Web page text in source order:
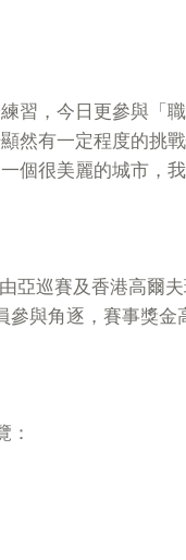
習，今日更參與「
然有一定程度的挑
個很美麗的城市，我
亞巡賽及香港高爾
與角逐，賽事獎金
：